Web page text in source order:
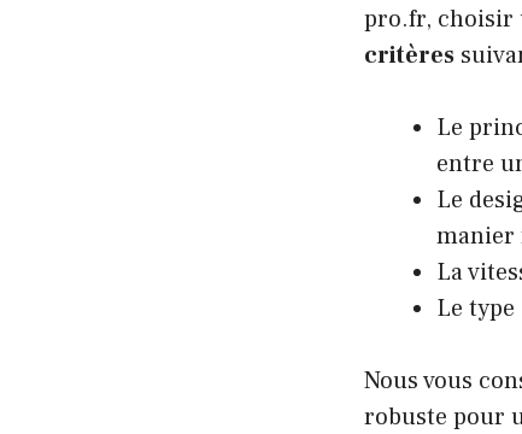
pro.fr, choisir
critères
Le
entre
Le
manier
La
Le
Nous vous
robuste pour